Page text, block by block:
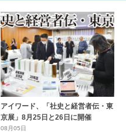
アイワード、「社史と経営者伝・東
京展」8月25日と26日に開催
08月05日